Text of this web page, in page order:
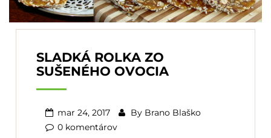
SLADKÁ ROLKA ZO
SUŠENÉHO OVOCIA
mar 24, 2017 By Brano Blaško
0 komentárov